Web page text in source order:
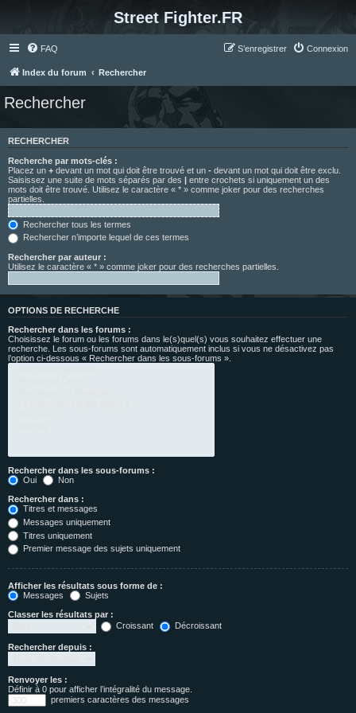
Street Fighter.FR
FAQ Connexion
S’enregistrer
Index du forum Rechercher
Rechercher
RECHERCHER
Recherche par mots-clés :
Placez un + devant un mot qui doit être trouvé et un - devant un mot qui doit être exclu.
Saisissez une suite de mots séparés par des | entre crochets si uniquement un des
mots doit être trouvé. Utilisez le caractère « * » comme joker pour des recherches
partielles.
Rechercher tous les termes
Rechercher n’importe lequel de ces termes
Rechercher par auteur :
Utilisez le caractère « * » comme joker pour des recherches partielles.
OPTIONS DE RECHERCHE
Rechercher dans les forums :
Choisissez le forum ou les forums dans le(s)quel(s) vous souhaitez effectuer une
recherche. Les sous-forums sont automatiquement inclus si vous ne désactivez pas
l’option ci-dessous « Rechercher dans les sous-forums ».
Rechercher dans les sous-forums :
Oui
Non
Rechercher dans :
Titres et messages
Messages uniquement
Titres uniquement
Premier message des sujets uniquement
Afficher les résultats sous forme de :
Messages
Sujets
Classer les résultats par :
Croissant
Décroissant
Rechercher depuis :
Renvoyer les :
Définir à 0 pour afficher l’intégralité du message.
premiers caractères des messages